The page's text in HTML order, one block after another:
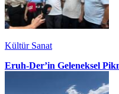
Kültür Sanat
Eruh-Der’in Geleneksel